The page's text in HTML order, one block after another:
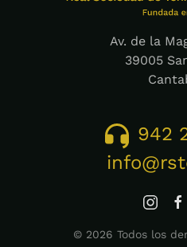
Av. de la
39005
942
© 2026 Todos los